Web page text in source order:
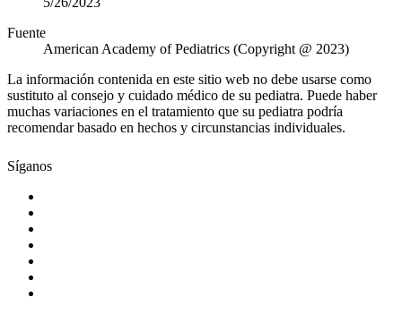
Fuente
American Academy of Pediatrics (Copyright @ 2023)
La información contenida en este sitio web no debe usarse como
sustituto al consejo y cuidado médico de su pediatra. Puede haber
muchas variaciones en el tratamiento que su pediatra podría
recomendar basado en hechos y circunstancias individuales.
Síganos